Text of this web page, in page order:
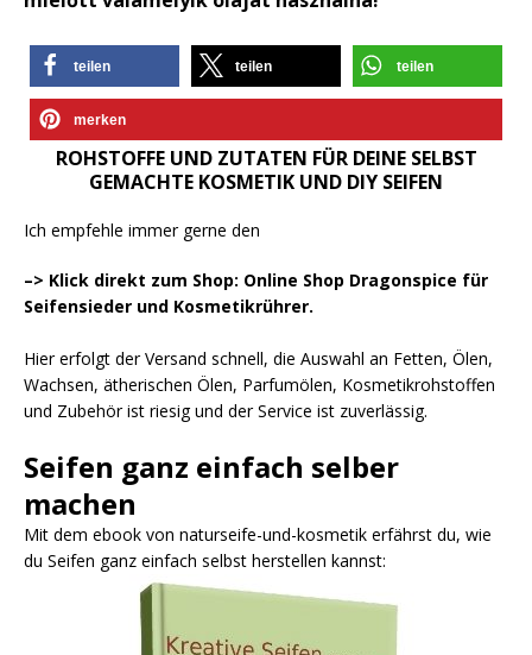
teilen teilen teilen
merken
ROHSTOFFE UND ZUTATEN FÜR DEINE SELBST
GEMACHTE KOSMETIK UND DIY SEIFEN
Ich empfehle immer gerne den
–> Klick direkt zum Shop: Online Shop Dragonspice für
Seifensieder und Kosmetikrührer.
Hier erfolgt der Versand schnell, die Auswahl an Fetten, Ölen,
Wachsen, ätherischen Ölen, Parfumölen, Kosmetikrohstoffen
und Zubehör ist riesig und der Service ist zuverlässig.
Seifen ganz einfach selber
machen
Mit dem ebook von naturseife-und-kosmetik erfährst du, wie
du Seifen ganz einfach selbst herstellen kannst: